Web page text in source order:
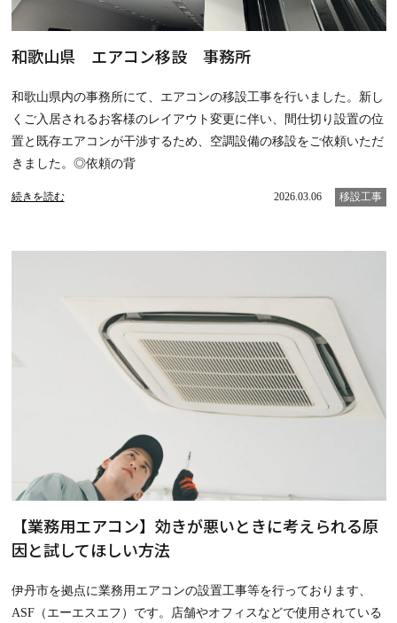
和歌山県 エアコン移設 事務所
和歌山県内の事務所にて、エアコンの移設工事を行いました。新し
くご入居されるお客様のレイアウト変更に伴い、間仕切り設置の位
置と既存エアコンが干渉するため、空調設備の移設をご依頼いただ
きました。◎依頼の背
続きを読む 2026.03.06 移設工事
【業務用エアコン】効きが悪いときに考えられる原
因と試してほしい方法
伊丹市を拠点に業務用エアコンの設置工事等を行っております、
ASF（エーエスエフ）です。店舗やオフィスなどで使用されている